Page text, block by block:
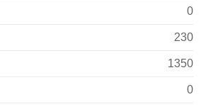
0
230
1350
0